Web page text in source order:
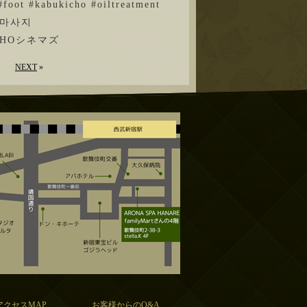
#kabukicho #oiltreatment
사지
シネマズ
NEXT»
クセスMAP お客様からのQ&A